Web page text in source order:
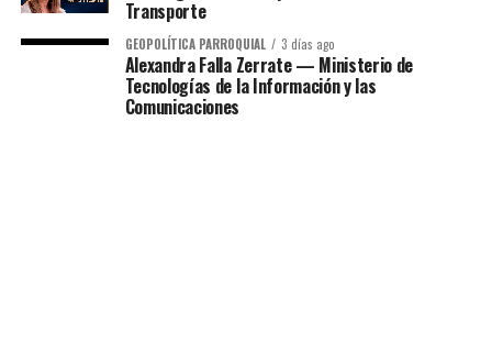
Transporte
GEOPOLÍTICA PARROQUIAL 3 días ago
Alexandra Falla Zerrate — Ministerio de
Tecnologías de la Información y las
Comunicaciones